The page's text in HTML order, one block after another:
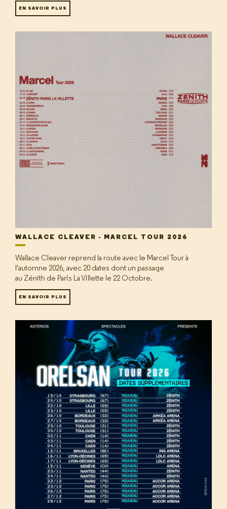
EN SAVOIR PLUS
WALLACE CLEAVER - MARCEL TOUR 2026
Wallace Cleaver reprend la route avec le Marcel Tour à
l'automne 2026, avec 20 dates dont un passage
au Zénith de Paris La Villette le 22 Octobre.
EN SAVOIR PLUS